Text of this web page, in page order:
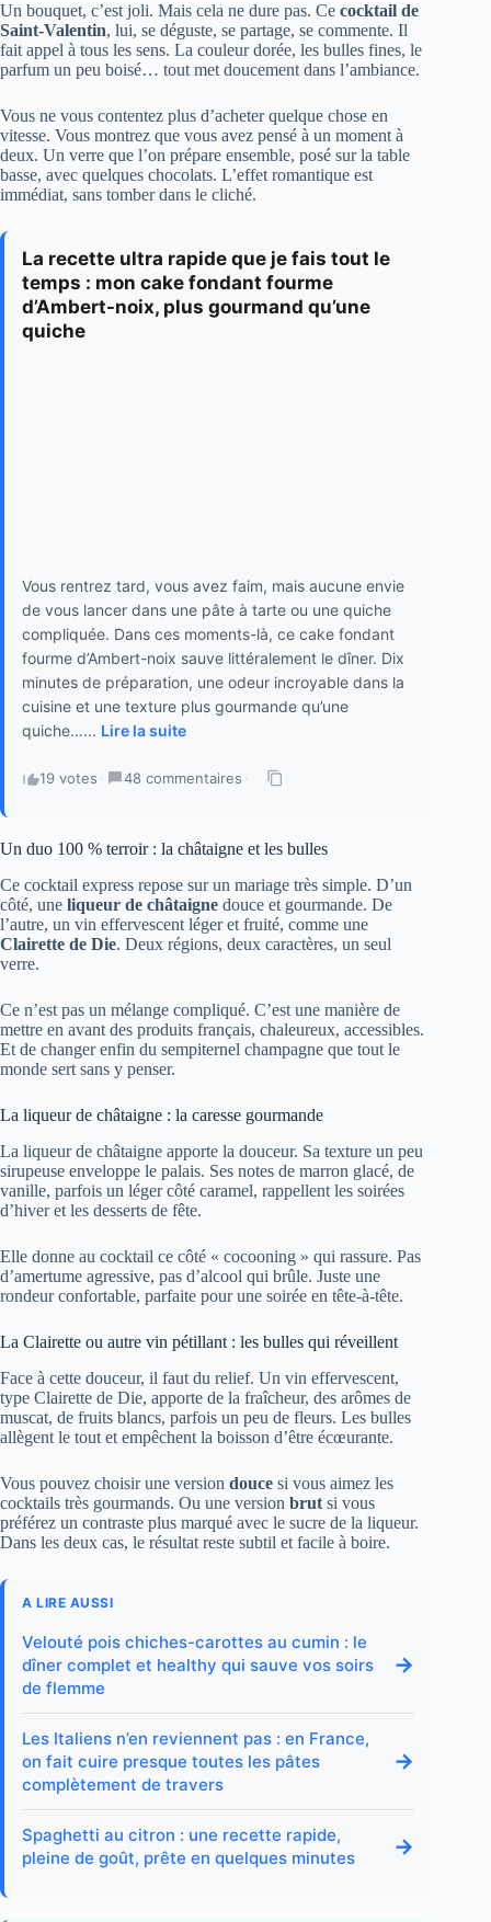
Un bouquet, c’est joli. Mais cela ne dure pas. Ce cocktail de
Saint-Valentin, lui, se déguste, se partage, se commente. Il
fait appel à tous les sens. La couleur dorée, les bulles fines, le
parfum un peu boisé… tout met doucement dans l’ambiance.
Vous ne vous contentez plus d’acheter quelque chose en
vitesse. Vous montrez que vous avez pensé à un moment à
deux. Un verre que l’on prépare ensemble, posé sur la table
basse, avec quelques chocolats. L’effet romantique est
immédiat, sans tomber dans le cliché.
La recette ultra rapide que je fais tout le
temps : mon cake fondant fourme
d’Ambert-noix, plus gourmand qu’une
quiche
Vous rentrez tard, vous avez faim, mais aucune envie
de vous lancer dans une pâte à tarte ou une quiche
compliquée. Dans ces moments-là, ce cake fondant
fourme d’Ambert-noix sauve littéralement le dîner. Dix
minutes de préparation, une odeur incroyable dans la
cuisine et une texture plus gourmande qu’une
quiche…... Lire la suite
19 votes · 48 commentaires ·
Un duo 100 % terroir : la châtaigne et les bulles
Ce cocktail express repose sur un mariage très simple. D’un
côté, une liqueur de châtaigne douce et gourmande. De
l’autre, un vin effervescent léger et fruité, comme une
Clairette de Die. Deux régions, deux caractères, un seul
verre.
Ce n’est pas un mélange compliqué. C’est une manière de
mettre en avant des produits français, chaleureux, accessibles.
Et de changer enfin du sempiternel champagne que tout le
monde sert sans y penser.
La liqueur de châtaigne : la caresse gourmande
La liqueur de châtaigne apporte la douceur. Sa texture un peu
sirupeuse enveloppe le palais. Ses notes de marron glacé, de
vanille, parfois un léger côté caramel, rappellent les soirées
d’hiver et les desserts de fête.
Elle donne au cocktail ce côté « cocooning » qui rassure. Pas
d’amertume agressive, pas d’alcool qui brûle. Juste une
rondeur confortable, parfaite pour une soirée en tête-à-tête.
La Clairette ou autre vin pétillant : les bulles qui réveillent
Face à cette douceur, il faut du relief. Un vin effervescent,
type Clairette de Die, apporte de la fraîcheur, des arômes de
muscat, de fruits blancs, parfois un peu de fleurs. Les bulles
allègent le tout et empêchent la boisson d’être écœurante.
Vous pouvez choisir une version douce si vous aimez les
cocktails très gourmands. Ou une version brut si vous
préférez un contraste plus marqué avec le sucre de la liqueur.
Dans les deux cas, le résultat reste subtil et facile à boire.
A LIRE AUSSI
Velouté pois chiches-carottes au cumin : le
dîner complet et healthy qui sauve vos soirs
de flemme
→
Les Italiens n’en reviennent pas : en France,
on fait cuire presque toutes les pâtes
complètement de travers
→
Spaghetti au citron : une recette rapide,
pleine de goût, prête en quelques minutes
→